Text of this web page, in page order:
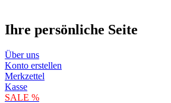
Ihre persönliche Seite
Über uns
Konto erstellen
Merkzettel
Kasse
SALE %